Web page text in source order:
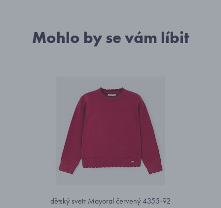
Mohlo by se vám líbit
dětský svetr Mayoral červený 4355-92